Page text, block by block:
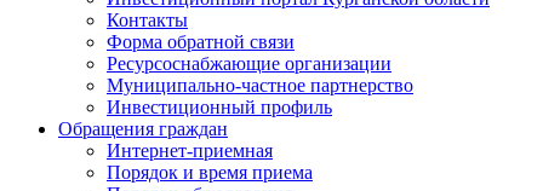
Контакты
Форма обратной связи
Ресурсоснабжающие организации
Муниципально-частное партнерство
Инвестиционный профиль
Обращения граждан
Интернет-приемная
Порядок и время приема